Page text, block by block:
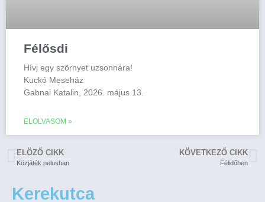
Félősdi
Hívj egy szörnyet uzsonnára!
Kuckó Meseház
Gabnai Katalin, 2026. május 13.
ELOLVASOM »
ELÖZŐ CIKK
Közjáték pelusban
KÖVETKEZŐ CIKK
Félidőben
Kerekutca